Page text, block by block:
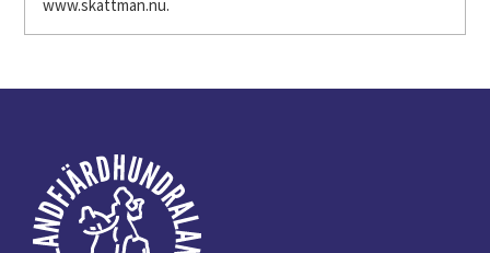
www.skattman.nu.
Voettekst